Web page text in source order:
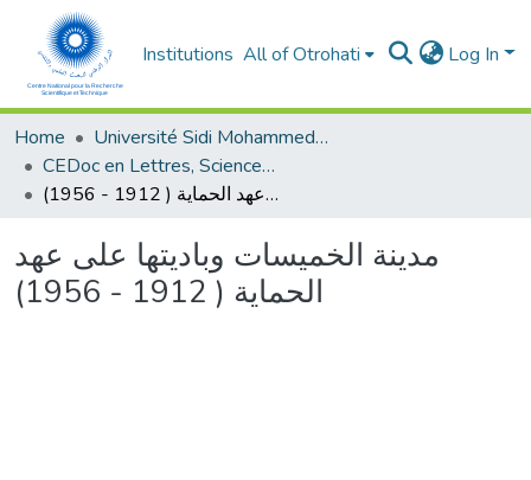
Institutions All of Otrohati Log In
Home
Université Sidi Mohammed Ben Abdellah - Fès
CEDoc en Lettres, Sciences Humaines, Arts et Sciences de l’Education (CED - LSHASE)
مدينة الخميسات وباديتها على عهد الحماية ( 1912 - 1956)
مدينة الخميسات وباديتها على عهد
الحماية ( 1912 - 1956)